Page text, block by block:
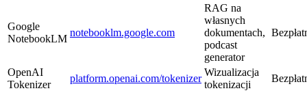
Google
NotebookLM
notebooklm.google.com
RAG na
własnych
dokumentach,
podcast
generator
OpenAI
Tokenizer
platform.openai.com/tokenizer
Wizualizacja
tokenizacji